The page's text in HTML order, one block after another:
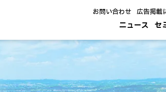
ニュース セ
お問い合わせ 広告掲載